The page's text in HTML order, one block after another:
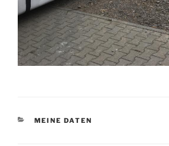
KATEGORIEN
MEINE DATEN